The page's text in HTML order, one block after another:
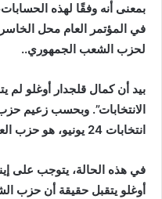
بمعنى أنه وفقًا لهذه
في المؤتمر العام محل
لحزب الشعب الجمهوري..
بيد أن كمال قلجدار أوغلو لم
الانتخابات”. وبحسب زعيم
انتخابات 24 يونيو، هو حزب العدالة والتنمية.
في هذه الحالة، يتوجب على
أوغلو يتقبل حقيقة أن حزب